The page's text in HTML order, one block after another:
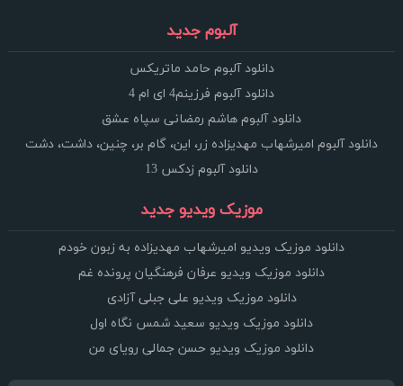
آلبوم جدید
دانلود آلبوم حامد ماتریکس
دانلود آلبوم فرزینم4 ای ام 4
دانلود آلبوم هاشم رمضانی سپاه عشق
دانلود آلبوم امیرشهاب مهدیزاده زر، این، گام بر، چنین، داشت، دشت
دانلود آلبوم زدکس 13
موزیک ویدیو جدید
دانلود موزیک ویدیو امیرشهاب مهدیزاده به زبون خودم
دانلود موزیک ویدیو عرفان فرهنگیان پرونده غم
دانلود موزیک ویدیو علی جبلی آزادی
دانلود موزیک ویدیو سعید شمس نگاه اول
دانلود موزیک ویدیو حسن جمالی رویای من